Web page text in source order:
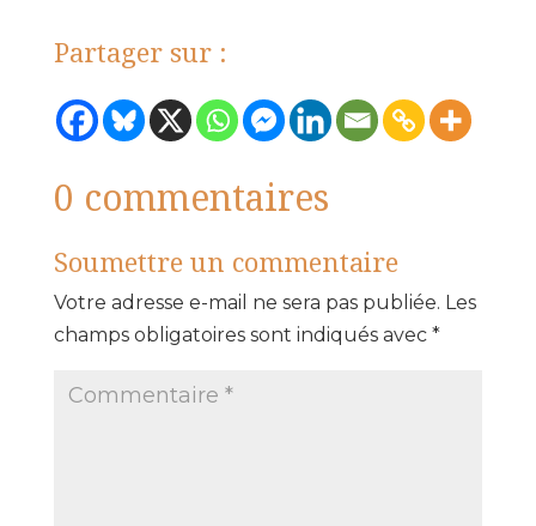
Partager sur :
0 commentaires
Soumettre un commentaire
Votre adresse e-mail ne sera pas publiée. Les
champs obligatoires sont indiqués avec *